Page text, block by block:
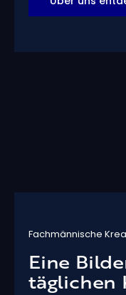
Fachmännische
Eine
täglichen